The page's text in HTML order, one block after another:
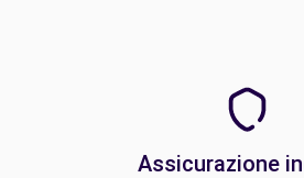
Assicurazione